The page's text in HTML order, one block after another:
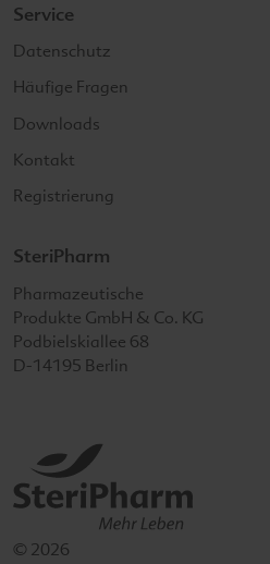
Service
Datenschutz
Häufige Fragen
Downloads
Kontakt
Registrierung
SteriPharm
SteriPharm
Pharmazeutische
Produkte GmbH & Co. KG
Podbielskiallee 68
D-14195 Berlin
© 2026